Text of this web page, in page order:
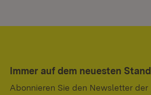
Immer auf dem neuesten Stand
Abonnieren Sie den Newsletter der